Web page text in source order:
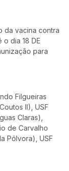
da vacina contra
o dia 18 DE
para
Filgueiras
II), USF
Claras),
de Carvalho
Pólvora), USF